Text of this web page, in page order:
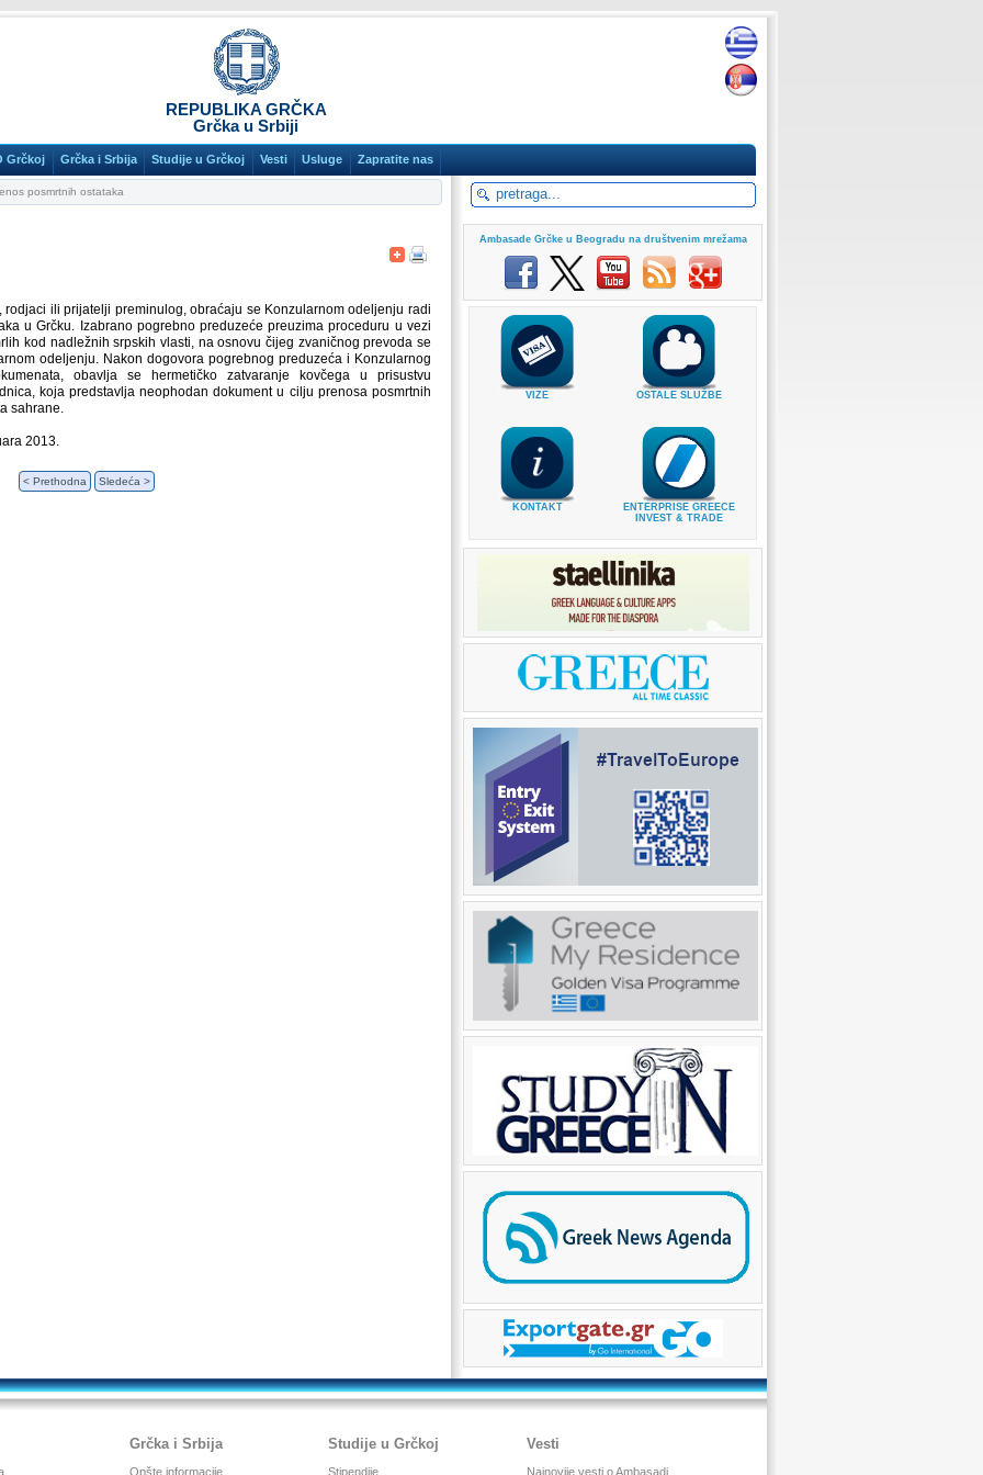
REPUBLIKA GRČKA
Grčka u Srbiji
Grčkoj Grčka i Srbija Studije u Grčkoj Vesti Usluge Zapratite nas
posmrtnih ostataka
ili prijatelji preminulog, obraćaju se Konzularnom odeljenju radi
u Grčku. Izabrano pogrebno preduzeće preuzima proceduru u vezi
kod nadležnih srpskih vlasti, na osnovu čijeg zvaničnog prevoda se
odeljenju. Nakon dogovora pogrebnog preduzeća i Konzularnog
obavlja se hermetičko zatvaranje kovčega u prisustvu
koja predstavlja neophodan dokument u cilju prenosa posmrtnih
sahrane.
2013.
< Prethodna Sledeća >
Ambasade Grčke u Beogradu na društvenim mrežama
VIZE OSTALE SLUŽBE
KONTAKT
ENTERPRISE GREECE
INVEST & TRADE
Grčka i Srbija
Opšte informacije
Studije u Grčkoj
Stipendije
Vesti
Najnovije vesti o Ambasadi